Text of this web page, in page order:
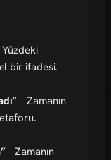
bir ifadesi.
– Zamanın
– Zamanın